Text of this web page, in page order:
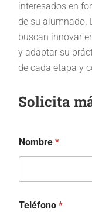
interesados en
de su alumnado.
buscan innovar
y adaptar su
de cada etapa y
Solicita
Nombre *
Teléfono *